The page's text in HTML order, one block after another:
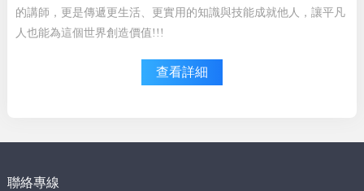
的講師，更是傳遞更生活、更實用的知識與技能成就他人，讓平凡
人也能為這個世界創造價值!!!
查看詳細
聯絡專線